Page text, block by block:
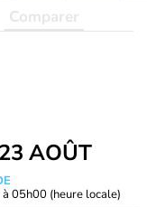
Comparer
AOÛT
05h00 (heure locale)